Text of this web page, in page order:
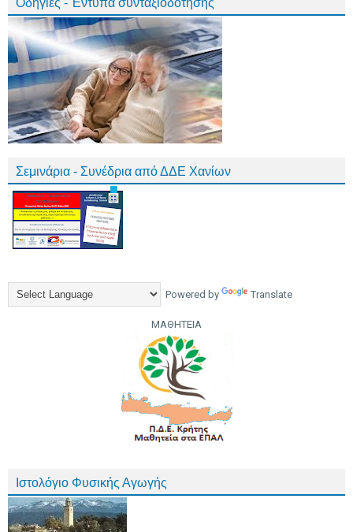
Οδηγίες - Έντυπα συνταξιοδότησης
Σεμινάρια - Συνέδρια από ΔΔΕ Χανίων
Powered by Translate
ΜΑΘΗΤΕΙΑ
Ιστολόγιο Φυσικής Αγωγής